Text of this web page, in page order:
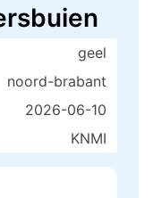
geel
noord-brabant
2026-06-10
KNMI